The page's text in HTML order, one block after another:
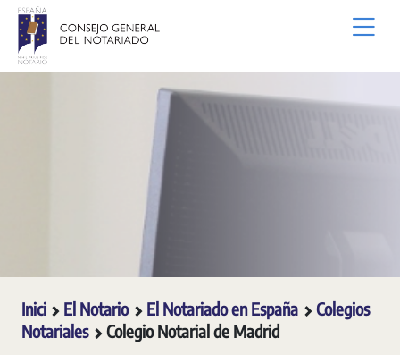
Salta al contingut principal
Inici El Notario El Notariado en España
Colegios
Notariales
Colegio Notarial de Madrid